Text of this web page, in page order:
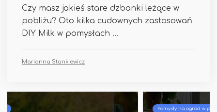
Czy masz jakieś stare dzbanki leżące w
pobliżu? Oto kilka cudownych zastosowań
DIY Milk w pomysłach ...
Marianna Stankiewicz